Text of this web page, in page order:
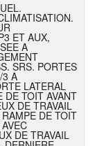
ET AUX,
A
SRS. PORTES
3 A
LATERAL
DE TOIT AVANT
DE TRAVAIL
DE TOIT
DE TRAVAIL